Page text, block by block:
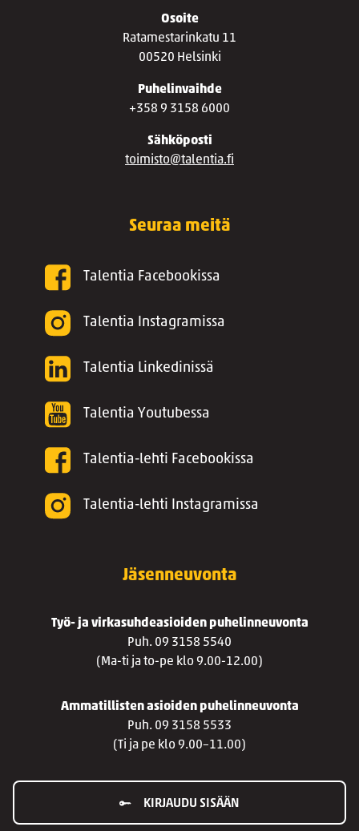
Osoite
Ratamestarinkatu 11
00520 Helsinki
Puhelinvaihde
+358 9 3158 6000
Sähköposti
toimisto@talentia.fi
Seuraa meitä
Talentia Facebookissa
Talentia Instagramissa
Talentia Linkedinissä
Talentia Youtubessa
Talentia-lehti Facebookissa
Talentia-lehti Instagramissa
Jäsenneuvonta
Työ- ja virkasuhdeasioiden puhelinneuvonta
Puh. 09 3158 5540
(Ma-ti ja to-pe klo 9.00-12.00)
Ammatillisten asioiden puhelinneuvonta
Puh. 09 3158 5533
(Ti ja pe klo 9.00–11.00)
KIRJAUDU SISÄÄN